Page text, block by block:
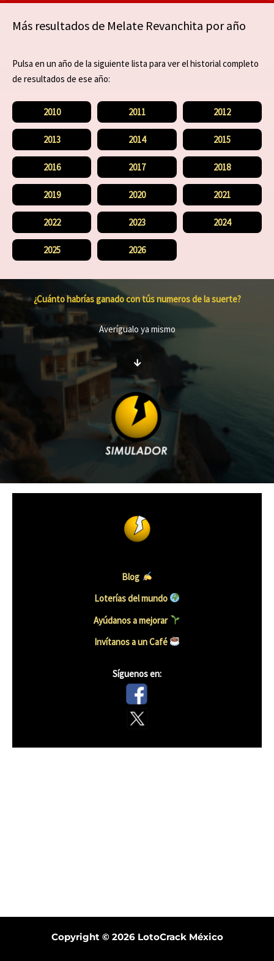
Más resultados de Melate Revanchita por año
Pulsa en un año de la siguiente lista para ver el historial completo
de resultados de ese año:
2010 2011 2012
2013 2014 2015
2016 2017 2018
2019 2020 2021
2022 2023 2024
2025 2026
¿Cuánto habrías ganado con tús numeros de la suerte?
Averígualo ya mismo
↓
Blog
Loterías del mundo
Ayúdanos a mejorar
Invítanos a un Café
Síguenos en:
Copyright © 2026 LotoCrack México